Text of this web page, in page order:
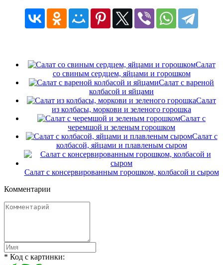
Салат
со свиным сердцем, яйцами и горошком
Салат с вареной
колбасой и яйцами
Салат
из колбасы, моркови и зеленого горошка
Салат с
черемшой и зеленым горошком
Салат с
колбасой, яйцами и плавленым сыром
Салат с консервированным горошком, колбасой и сыром
Комментарии
* Код с картинки: